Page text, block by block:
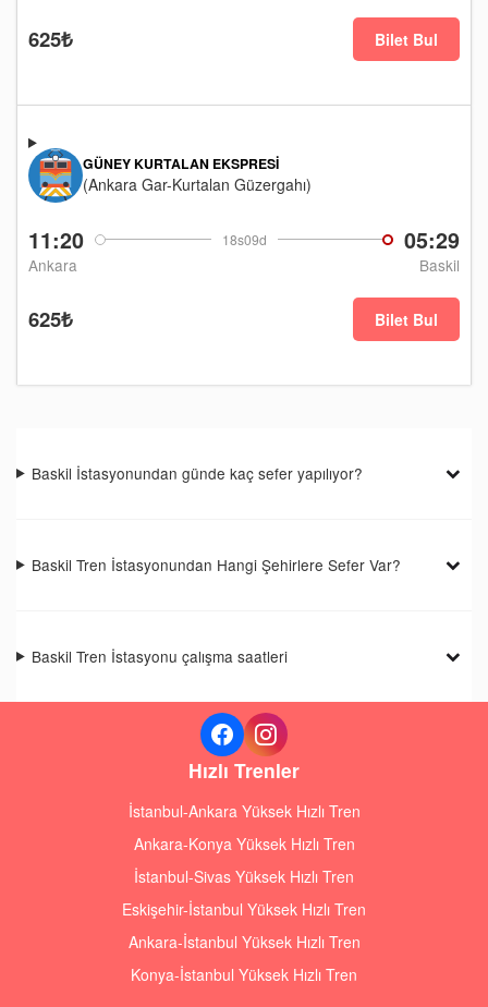
625₺ Bilet Bul
11:20 18s09d 05:29
Ankara Baskil
GÜNEY KURTALAN EKSPRESI
(Ankara Gar-Kurtalan Güzergahı)
625₺ Bilet Bul
Baskil İstasyonundan günde kaç sefer yapılıyor?
Baskil Tren İstasyonundan Hangi Şehirlere Sefer Var?
Baskil Tren İstasyonu çalışma saatleri
Hızlı Trenler
İstanbul-Ankara Yüksek Hızlı Tren
Ankara-Konya Yüksek Hızlı Tren
İstanbul-Sivas Yüksek Hızlı Tren
Eskişehir-İstanbul Yüksek Hızlı Tren
Ankara-İstanbul Yüksek Hızlı Tren
Konya-İstanbul Yüksek Hızlı Tren